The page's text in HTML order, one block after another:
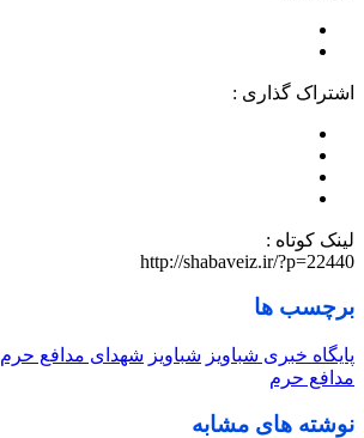
اشتراک گذاری :
لینک کوتاه :
http://shabaveiz.ir/?p=22440
برچسب ها
پایگاه خبری شباویز شباویز شهدای مدافع حرم
مدافع حرم
نوشته های مشابه